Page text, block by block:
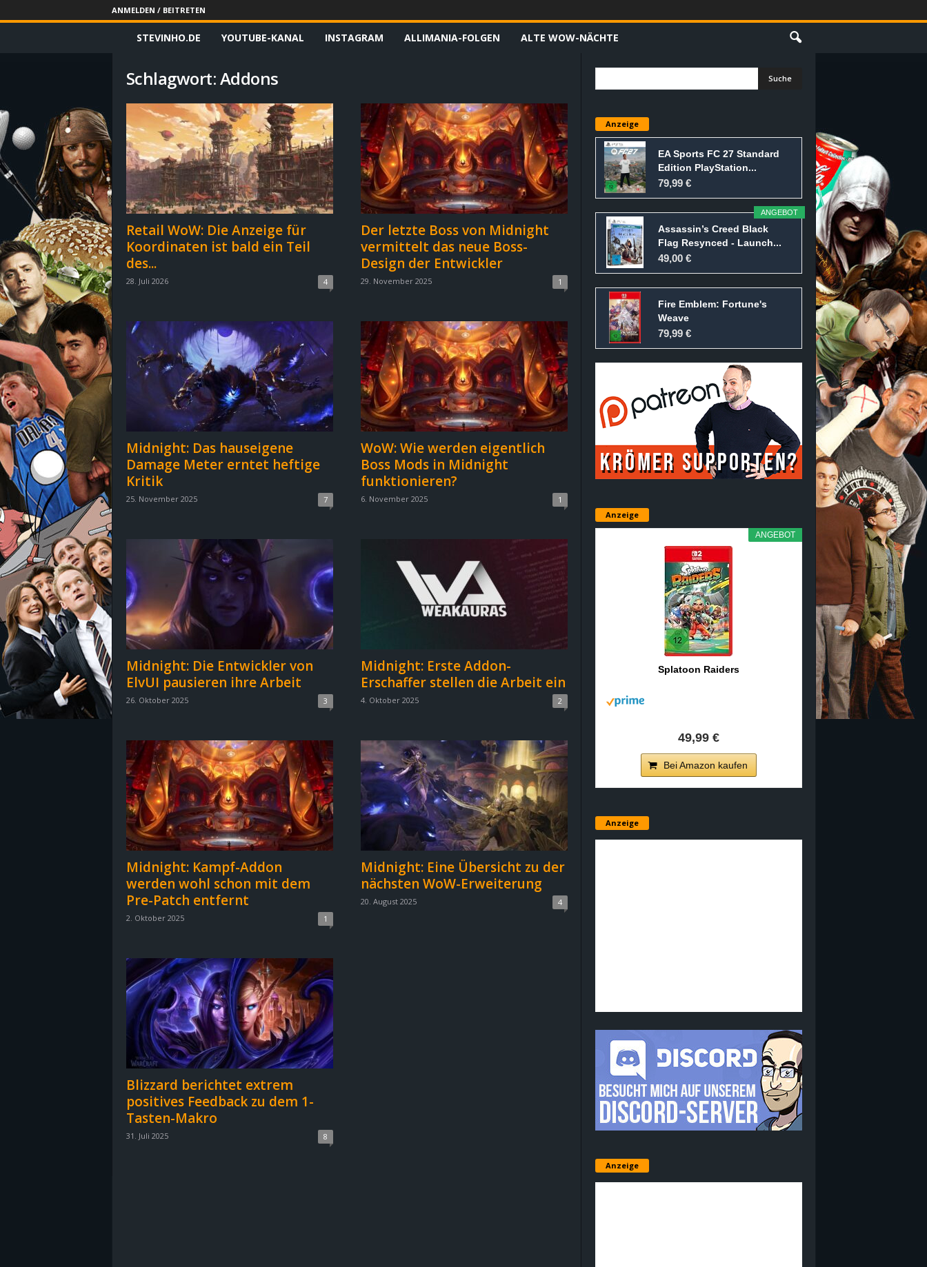
ANMELDEN / BEITRETEN
v
i
n
o
.
n
g
e
z
e
i
h
n
e
e
r
g
!
STEVINHO.DE YOUTUBE-KANAL INSTAGRAM ALLIMANIA-FOLGEN ALTE WOW-NÄCHTE
Schlagwort: Addons
Retail WoW: Die Anzeige für
Koordinaten ist bald ein Teil
des...
28. Juli 2026 4
Der letzte Boss von Midnight
vermittelt das neue Boss-
Design der Entwickler
29. November 2025 1
Midnight: Das hauseigene
Damage Meter erntet heftige
Kritik
25. November 2025 7
WoW: Wie werden eigentlich
Boss Mods in Midnight
funktionieren?
6. November 2025 1
Midnight: Die Entwickler von
ElvUI pausieren ihre Arbeit
26. Oktober 2025 3
Midnight: Erste Addon-
Erschaffer stellen die Arbeit ein
4. Oktober 2025 2
Midnight: Kampf-Addon
werden wohl schon mit dem
Pre-Patch entfernt
2. Oktober 2025 1
Midnight: Eine Übersicht zu der
nächsten WoW-Erweiterung
20. August 2025 4
Blizzard berichtet extrem
positives Feedback zu dem 1-
Tasten-Makro
31. Juli 2025 8
Anzeige
EA Sports FC 27 Standard
Edition PlayStation...
79,99 €
ANGEBOT
Assassin’s Creed Black
Flag Resynced - Launch...
49,00 €
Fire Emblem: Fortune's
Weave
79,99 €
Anzeige
ANGEBOT
Splatoon Raiders
49,99 €
Bei Amazon kaufen
Anzeige
Anzeige